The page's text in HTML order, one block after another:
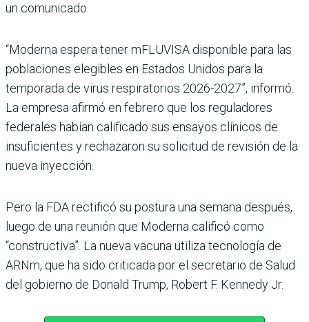
un comunicado.
“Moderna espera tener mFLUVISA disponible para las
poblaciones elegibles en Estados Unidos para la
temporada de virus respiratorios 2026-2027”, informó.
La empresa afirmó en febrero que los reguladores
federales habían calificado sus ensayos clínicos de
insuficientes y rechazaron su solicitud de revisión de la
nueva inyección.
Pero la FDA rectificó su postura una semana después,
luego de una reunión que Moderna calificó como
“constructiva”. La nueva vacuna utiliza tecnología de
ARNm, que ha sido criticada por el secretario de Salud
del gobierno de Donald Trump, Robert F. Kennedy Jr.